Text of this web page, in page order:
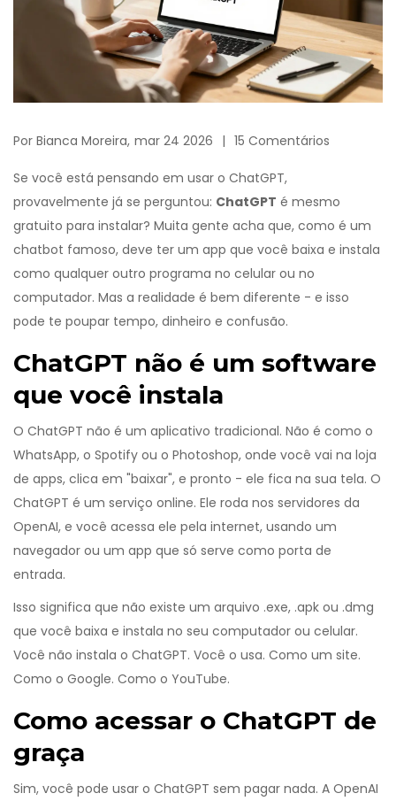
Por Bianca Moreira, mar 24 2026 15 Comentários
Se você está pensando em usar o ChatGPT,
provavelmente já se perguntou: ChatGPT é mesmo
gratuito para instalar? Muita gente acha que, como é um
chatbot famoso, deve ter um app que você baixa e instala
como qualquer outro programa no celular ou no
computador. Mas a realidade é bem diferente - e isso
pode te poupar tempo, dinheiro e confusão.
ChatGPT não é um software
que você instala
O ChatGPT não é um aplicativo tradicional. Não é como o
WhatsApp, o Spotify ou o Photoshop, onde você vai na loja
de apps, clica em "baixar", e pronto - ele fica na sua tela. O
ChatGPT é um serviço online. Ele roda nos servidores da
OpenAI, e você acessa ele pela internet, usando um
navegador ou um app que só serve como porta de
entrada.
Isso significa que não existe um arquivo .exe, .apk ou .dmg
que você baixa e instala no seu computador ou celular.
Você não instala o ChatGPT. Você o usa. Como um site.
Como o Google. Como o YouTube.
Como acessar o ChatGPT de
graça
Sim, você pode usar o ChatGPT sem pagar nada. A OpenAI